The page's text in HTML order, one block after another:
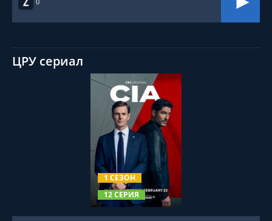
0
ЦРУ сериал
1 СЕЗОН
12 СЕРИЯ
СМОТРЕТЬ ОНЛАЙН